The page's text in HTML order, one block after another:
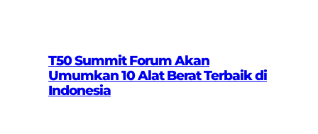
T50 Summit Forum Akan
Umumkan 10 Alat Berat Terbaik di
Indonesia